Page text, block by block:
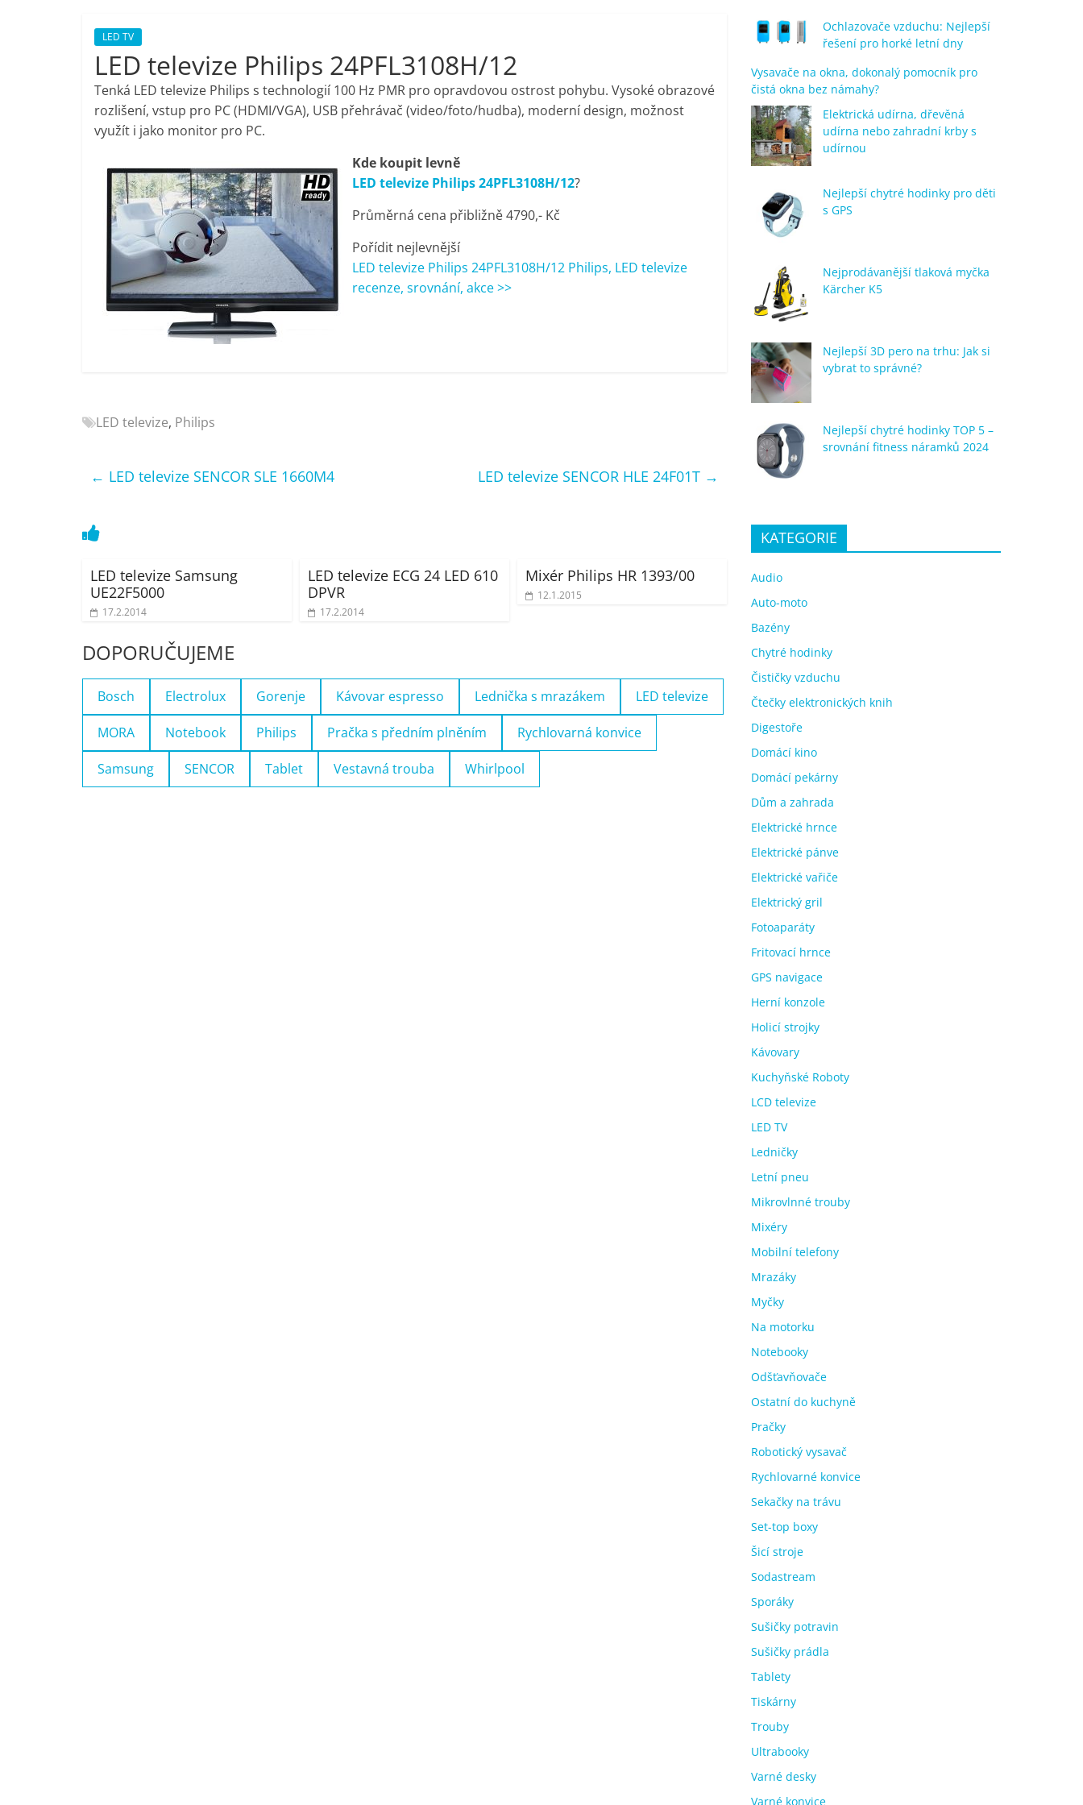
porovnání,
pračky,
televize,
notebooky,
mobilní
telefony,
kávovary,
bazény
porovnání
recenze,
notebooky,
telefony,
kávovary,
bazény
LED TV
LED televize Philips 24PFL3108H/12
Tenká LED televize Philips s technologií 100 Hz PMR pro opravdovou ostrost pohybu. Vysoké obrazové
rozlišení, vstup pro PC (HDMI/VGA), USB přehrávač (video/foto/hudba), moderní design, možnost
využít i jako monitor pro PC.
Kde koupit levně
LED televize Philips 24PFL3108H/12?
Průměrná cena přibližně 4790,- Kč
Pořídit nejlevnější
LED televize Philips 24PFL3108H/12 Philips, LED televize
recenze, srovnání, akce >>
LED televize, Philips
← LED televize SENCOR SLE 1660M4 LED televize SENCOR HLE 24F01T →
LED televize Samsung
UE22F5000
17.2.2014
LED televize ECG 24 LED 610
DPVR
17.2.2014
Mixér Philips HR 1393/00
12.1.2015
DOPORUČUJEME
Bosch Electrolux Gorenje Kávovar espresso Lednička s mrazákem LED televize
MORA Notebook Philips Pračka s předním plněním Rychlovarná konvice
Samsung SENCOR Tablet Vestavná trouba Whirlpool
Ochlazovače vzduchu: Nejlepší
řešení pro horké letní dny
Vysavače na okna, dokonalý pomocník pro
čistá okna bez námahy?
Elektrická udírna, dřevěná
udírna nebo zahradní krby s
udírnou
Nejlepší chytré hodinky pro děti
s GPS
Nejprodávanější tlaková myčka
Kärcher K5
Nejlepší 3D pero na trhu: Jak si
vybrat to správné?
Nejlepší chytré hodinky TOP 5 –
srovnání fitness náramků 2024
KATEGORIE
Audio
Auto-moto
Bazény
Chytré hodinky
Čističky vzduchu
Čtečky elektronických knih
Digestoře
Domácí kino
Domácí pekárny
Dům a zahrada
Elektrické hrnce
Elektrické pánve
Elektrické vařiče
Elektrický gril
Fotoaparáty
Fritovací hrnce
GPS navigace
Herní konzole
Holicí strojky
Kávovary
Kuchyňské Roboty
LCD televize
LED TV
Ledničky
Letní pneu
Mikrovlnné trouby
Mixéry
Mobilní telefony
Mrazáky
Myčky
Na motorku
Notebooky
Odšťavňovače
Ostatní do kuchyně
Pračky
Robotický vysavač
Rychlovarné konvice
Sekačky na trávu
Set-top boxy
Šicí stroje
Sodastream
Sporáky
Sušičky potravin
Sušičky prádla
Tablety
Tiskárny
Trouby
Ultrabooky
Varné desky
Varné konvice